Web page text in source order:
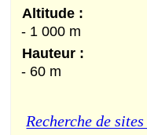
Altitude :
- 1 000 m
Hauteur :
- 60 m
Recherche de